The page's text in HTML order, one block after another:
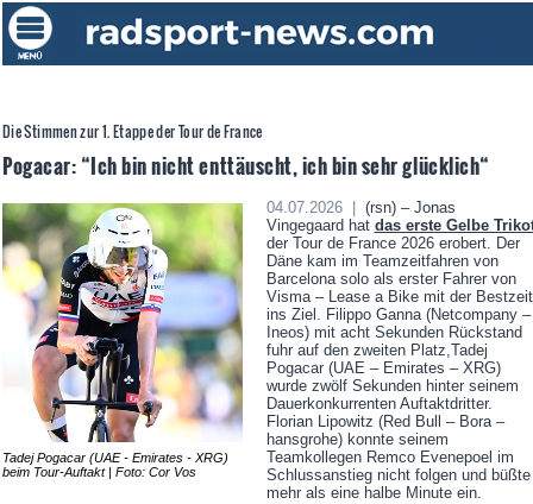
Die Stimmen zur 1. Etappe der Tour de France
Pogacar: “Ich bin nicht enttäuscht, ich bin sehr glücklich“
Tadej Pogacar (UAE - Emirates - XRG)
beim Tour-Auftakt | Foto: Cor Vos
04.07.2026 |
(rsn) – Jonas
Vingegaard hat das erste Gelbe
der Tour de France 2026 erobert. Der
Däne kam im Teamzeitfahren von
Barcelona solo als erster Fahrer von
Visma – Lease a Bike mit der Bestzeit
ins Ziel. Filippo Ganna (Netcompany –
Ineos) mit acht Sekunden Rückstand
fuhr auf den zweiten Platz,Tadej
Pogacar (UAE – Emirates – XRG)
wurde zwölf Sekunden hinter seinem
Dauerkonkurrenten Auftaktdritter.
Florian Lipowitz (Red Bull – Bora –
hansgrohe) konnte seinem
Teamkollegen Remco Evenepoel im
Schlussanstieg nicht folgen und büßte
mehr als eine halbe Minute ein.